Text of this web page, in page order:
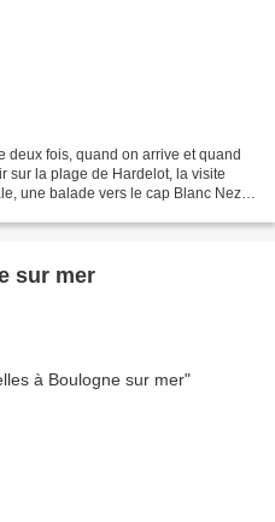
deux fois, quand on arrive et quand
sur la plage de Hardelot, la visite
une balade vers le cap Blanc Nez,
sur mer